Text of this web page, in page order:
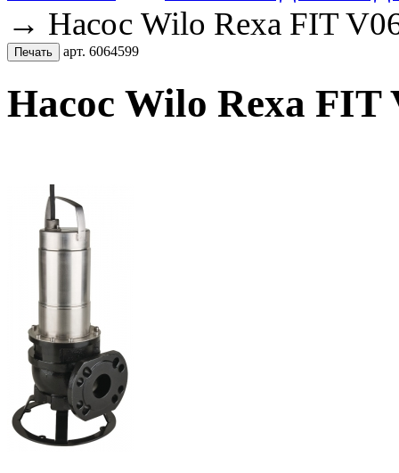
→ Насос Wilo Rexa FIT
арт. 6064599
Насос Wilo Rexa FIT